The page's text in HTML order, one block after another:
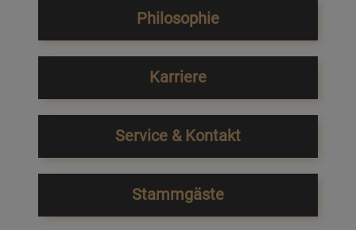
Philosophie
Karriere
Service & Kontakt
Stammgäste